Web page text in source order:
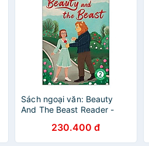
Sách ngoại văn: Beauty
And The Beast Reader -
Developing Reader
230.400 đ